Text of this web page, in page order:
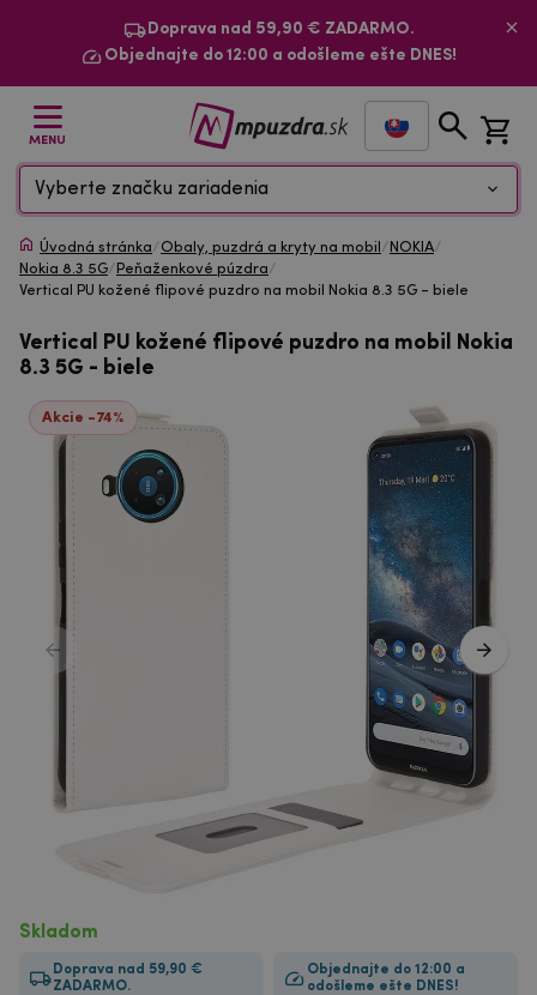
Doprava nad 59,90 € ZADARMO.
Objednajte do 12:00 a odošleme ešte DNES!
MENU
Vyberte značku zariadenia
Úvodná stránka/Obaly, puzdrá a kryty na mobil / NOKIA/
Nokia 8.3 5G/ Peňaženkové púzdra/
Vertical PU kožené flipové puzdro na mobil Nokia 8.3 5G - biele
Vertical PU kožené flipové puzdro na mobil Nokia
8.3 5G - biele
Akcie -74%
Skladom
Doprava nad 59,90 €
ZADARMO.
Objednajte do 12:00 a
odošleme ešte DNES!